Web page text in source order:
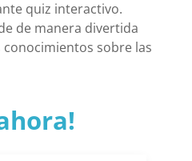
quiz interactivo.
de manera divertida
sobre las